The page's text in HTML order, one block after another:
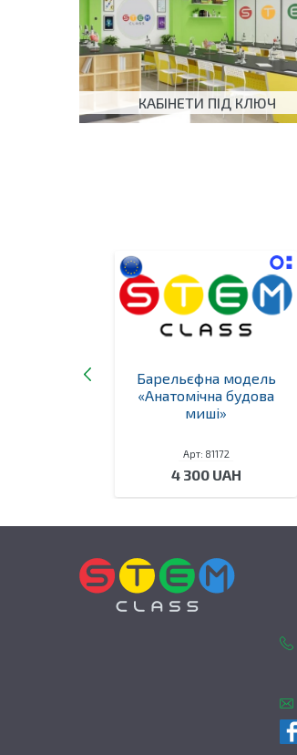
КАБІНЕТИ ПІД КЛЮЧ
Барельєфна модель
«Анатомічна будова
миші»
Арт: 81172
4 300 UAH